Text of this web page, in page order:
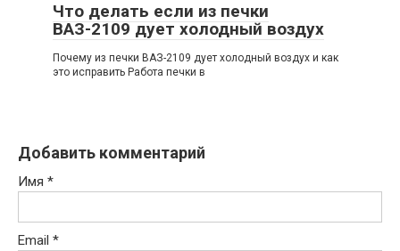
Что делать если из печки
ВАЗ-2109 дует холодный воздух
Почему из печки ВАЗ-2109 дует холодный воздух и как
это исправить Работа печки в
Добавить комментарий
Имя *
Email *